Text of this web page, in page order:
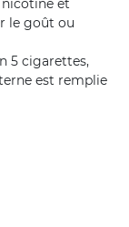
et
le goût ou
5 cigarettes,
est remplie